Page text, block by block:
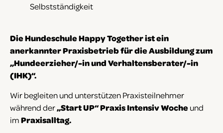
Selbstständigkeit
Die Hundeschule Happy Together ist ein
anerkannter Praxisbetrieb für die Ausbildung zum
„Hundeerzieher/-in und Verhaltensberater/-in
(IHK)“.
Wir begleiten und unterstützen Praxisteilnehmer
während der„Start UP“ Praxis Intensiv Wocheund
imPraxisalltag.